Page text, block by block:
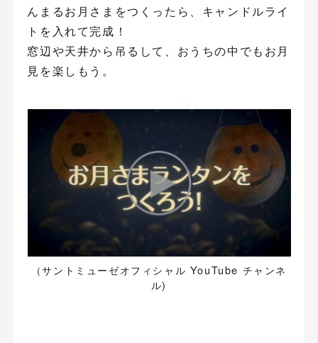
んまるお月さまをつくったら、キャンドルライ
トを入れて完成！
窓辺や天井から吊るして、おうちの中でもお月
見を楽しもう。
（サントミューゼオフィシャル YouTube チャンネ
ル)